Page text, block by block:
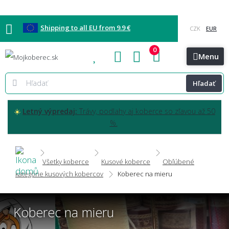
Shipping to all EU from 9.9 €
Blog Kontakt Menu
Hľadať
0
☀️ Letný výpredaj: Trávy, podlahy aj koberce so zľavou až 50
%.
Všetky koberce Kusové koberce
Obľúbené
kategórie kusových kobercov
Koberec na mieru
Koberec na mieru